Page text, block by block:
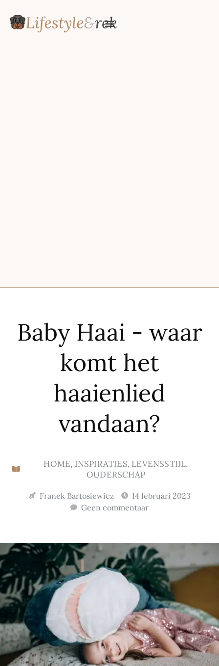
Baby Haai - waar
komt het
haaienlied
vandaan?
HOME, INSPIRATIES, LEVENSSTIJL,
OUDERSCHAP
Franek Bartosiewicz
14 februari 2023
Geen commentaar